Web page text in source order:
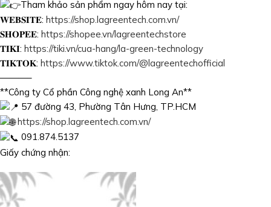
Tham khảo sản phẩm ngay hôm nay tại:
𝐖𝐄𝐁𝐒𝐈𝐓𝐄: https://shop.lagreentech.com.vn/
𝐒𝐇𝐎𝐏𝐄𝐄: https://shopee.vn/lagreentechstore
𝐓𝐈𝐊𝐈: https://tiki.vn/cua-hang/la-green-technology
𝐓𝐈𝐊𝐓𝐎𝐊: https://www.tiktok.com/@lagreentechofficial
———–
**Công ty Cổ phần Công nghệ xanh Long An**
57 đường 43, Phường Tân Hưng, TP.HCM
https://shop.lagreentech.com.vn/
091.874.5137
Giấy chứng nhận: